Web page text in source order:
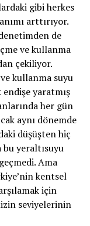
gibi herkes
arttırıyor.
de
ve kullanma
çekiliyor.
kullanma suyu
yaratmış
her gün
aynı dönemde
düşüşten hiç
yeraltısuyu
Ama
kentsel
için
seviyelerinin